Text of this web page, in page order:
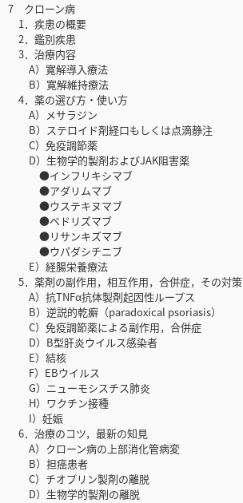
7 クローン病
1．疾患の概要
2．鑑別疾患
3．治療内容
A）寛解導入療法
B）寛解維持療法
4．薬の選び方・使い方
A）メサラジン
B）ステロイド剤経口もしくは点滴静注
C）免疫調節薬
D）生物学的製剤およびJAK阻害薬
●インフリキシマブ
●アダリムマブ
●ウステキヌマブ
●ベドリズマブ
●リサンキズマブ
●ウパダシチニブ
E）経腸栄養療法
5．薬剤の副作用，相互作用，合併症，その対策
A）抗TNFα抗体製剤起因性ループス
B）逆説的乾癬（paradoxical psoriasis）
C）免疫調節薬による副作用，合併症
D）B型肝炎ウイルス感染者
E）結核
F）EBウイルス
G）ニューモシスチス肺炎
H）ワクチン接種
I）妊娠
6．治療のコツ，最新の知見
A）クローン病の上部消化管病変
B）担癌患者
C）チオプリン製剤の離脱
D）生物学的製剤の離脱